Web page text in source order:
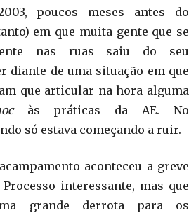
poucos meses antes do
em que muita gente que se
nas ruas saiu do seu
diante de uma situação em que
que articular na hora alguma
às práticas da AE. No
só estava começando a ruir.
aconteceu a greve
Processo interessante, mas que
grande derrota para os